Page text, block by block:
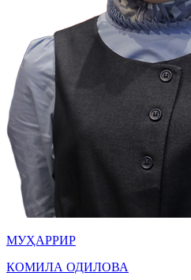
МУҲАРРИР
КОМИЛА ОДИЛОВА